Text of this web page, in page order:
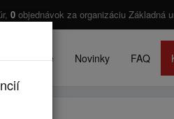
0 objednávok za organizáciu Základná
O projekte Novinky FAQ